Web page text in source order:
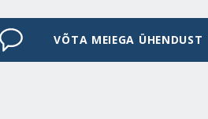
VÕTA MEIEGA ÜHENDUST